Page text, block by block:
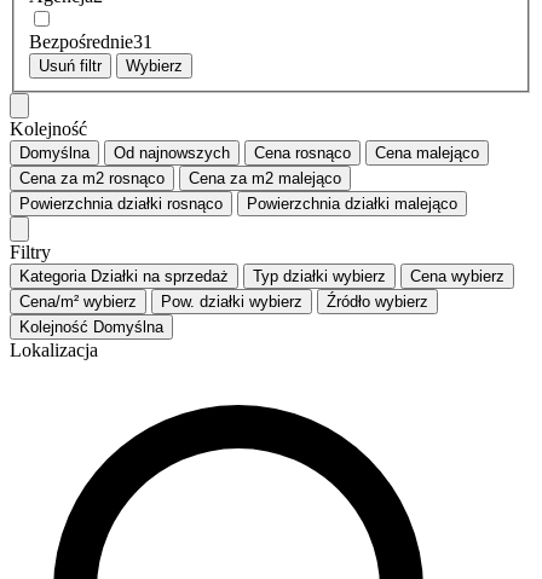
Bezpośrednie31
Usuń filtr Wybierz
Kolejność
Domyślna Od najnowszych Cenarosnąco Cenamalejąco
Cena za m2 rosnąco Cena za m2 malejąco
Powierzchnia działki rosnąco Powierzchnia działki malejąco
Filtry
Kategoria Działki na sprzedaż Typ działki wybierz Cena wybierz
Cena/m² wybierz Pow. działki wybierz Źródło wybierz
Kolejność Domyślna
Lokalizacja